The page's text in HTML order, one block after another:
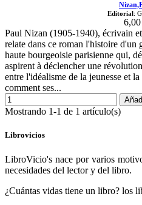
Editorial :
Paul Nizan (1905-1940), écrivain
relate dans ce roman l'histoire d'un
haute bourgeoisie parisienne qui,
aspirent à déclencher une
entre l'idéalisme de la jeunesse et
comment ses...
Mostrando 1-1 de 1 artículo(s)
Librovicios
LibroVicio's nace por varios
necesidades del lector y del libro.
¿Cuántas vidas tiene un libro? los